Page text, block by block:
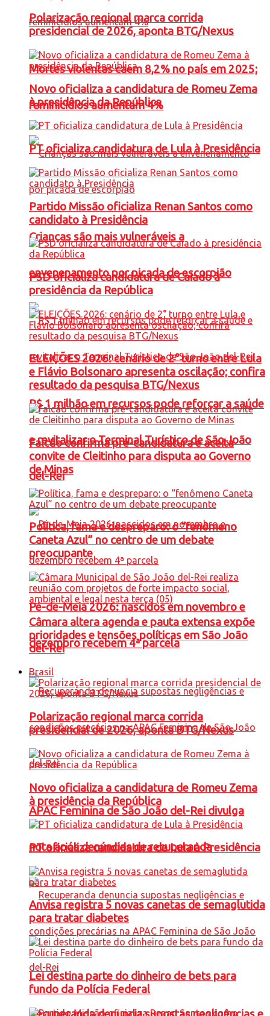
Mortes violentas caem 8,2% no país em 2025;
feminicídios aumentam 4%
Crianças são mais vulneráveis a
envenenamento por picada de escorpião
R$ 1 milhão em recursos pode reforçar a saúde
e revitalizar o Terminal Turístico de São João
del-Rei
Pé-de-Meia 2026: nascidos em novembro e
dezembro recebem 4ª parcela
APAC Feminina de São João del-Rei divulga
nota após denúncias de recuperanda
Polarização regional marca corrida
presidencial de 2026, aponta BTG/Nexus
Novo oficializa a candidatura de Romeu Zema
à presidência da República
PT oficializa candidatura de Lula à Presidência
Partido Missão oficializa Renan Santos como
candidato à Presidência
PSD oficializa candidatura de Caiado à
presidência da República
ELEIÇÕES 2026: cenário de 2° turno entre Lula
e Flávio Bolsonaro apresenta oscilação; confira
resultado da pesquisa BTG/Nexus
Falcão confirma pré-candidatura e aceita
convite de Cleitinho para disputa ao Governo
de Minas
Política, fama e despreparo: o “fenômeno
Caneta Azul” no centro de um debate
preocupante
Câmara altera agenda e pauta extensa expõe
prioridades e tensões políticas em São João
del-Rei
Brasil
Polarização regional marca corrida
presidencial de 2026, aponta BTG/Nexus
Novo oficializa a candidatura de Romeu Zema
à presidência da República
PT oficializa candidatura de Lula à Presidência
Anvisa registra 5 novas canetas de semaglutida
para tratar diabetes
Lei destina parte do dinheiro de bets para
fundo da Polícia Federal